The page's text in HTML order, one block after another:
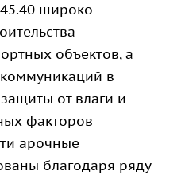
широко
объектов, а
в
от влаги и
факторов
арочные
благодаря ряду